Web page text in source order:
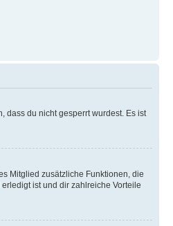
dass du nicht gesperrt wurdest. Es ist
Mitglied zusätzliche Funktionen, die
ist und dir zahlreiche Vorteile